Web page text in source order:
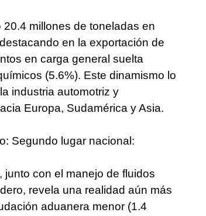
millones de toneladas en
en la exportación de
en carga general suelta
(5.6%). Este dinamismo lo
industria automotriz y
Europa, Sudamérica y Asia.
Segundo lugar nacional:
junto con el manejo de fluidos
revela una realidad aún más
aduanera menor (1.4